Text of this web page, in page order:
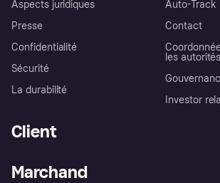
Aspects juridiques
Presse
Confidentialité
Sécurité
La durabilité
Auto-Track
Contact
les autorités
Investor
Client
Marchand